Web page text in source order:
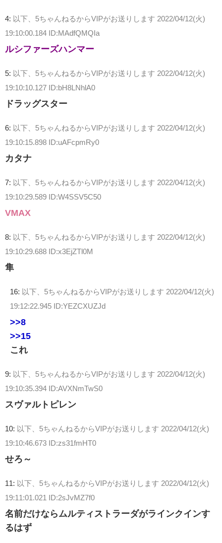
4: 以下、5ちゃんねるからVIPがお送りします 2022/04/12(火)
19:10:00.184 ID:MAdfQMQIa
ルシファーズハンマー
5: 以下、5ちゃんねるからVIPがお送りします 2022/04/12(火)
19:10:10.127 ID:bH8LNhlA0
ドラッグスター
6: 以下、5ちゃんねるからVIPがお送りします 2022/04/12(火)
19:10:15.898 ID:uAFcpmRy0
カタナ
7: 以下、5ちゃんねるからVIPがお送りします 2022/04/12(火)
19:10:29.589 ID:W4SSV5C50
VMAX
8: 以下、5ちゃんねるからVIPがお送りします 2022/04/12(火)
19:10:29.688 ID:x3EjZTl0M
隼
16: 以下、5ちゃんねるからVIPがお送りします 2022/04/12(火)
19:12:22.945 ID:YEZCXUZJd
>>8
>>15
これ
9: 以下、5ちゃんねるからVIPがお送りします 2022/04/12(火)
19:10:35.394 ID:AVXNmTwS0
スヴァルトピレン
10: 以下、5ちゃんねるからVIPがお送りします 2022/04/12(火)
19:10:46.673 ID:zs31fmHT0
せろ～
11: 以下、5ちゃんねるからVIPがお送りします 2022/04/12(火)
19:11:01.021 ID:2sJvMZ7f0
名前だけならムルティストラーダがラインクインす
るはず